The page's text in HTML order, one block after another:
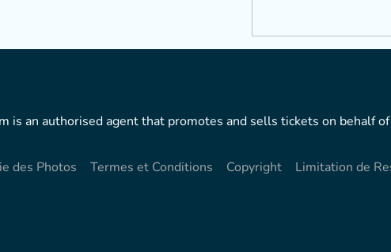
is an authorised agent that promotes and sells tickets on behalf
des Photos
Termes et Conditions Copyright Limitation de